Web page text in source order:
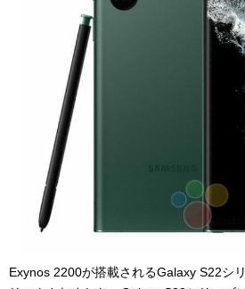
Exynos 2200が搭載されるGalaxy S22シ